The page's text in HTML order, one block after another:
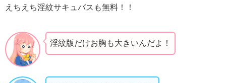
えちえち淫紋サキュバスも無料！！
淫紋版だけお胸も大きいんだよ！